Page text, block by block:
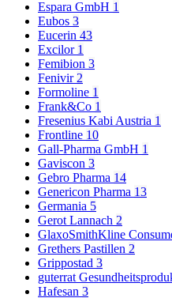
Espara GmbH 1
Eubos 3
Eucerin 43
Excilor 1
Femibion 3
Fenivir 2
Formoline 1
Frank&Co 1
Fresenius Kabi Austria 1
Frontline 10
Gall-Pharma GmbH 1
Gaviscon 3
Gebro Pharma 14
Genericon Pharma 13
Germania 5
Gerot Lannach 2
GlaxoSmithKline
Grethers Pastillen 2
Grippostad 3
guterrat
Hafesan 3